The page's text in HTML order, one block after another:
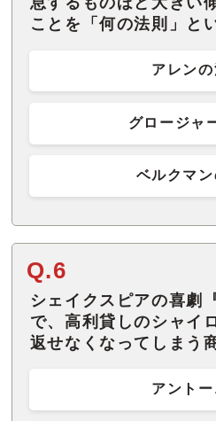
ことを「何の法則」と
アレンの
グロージャ
ベルクマン
Q.6
シェイクスピアの喜劇
で、高利貸しのシャイ
返せなくなってしまう
アントー